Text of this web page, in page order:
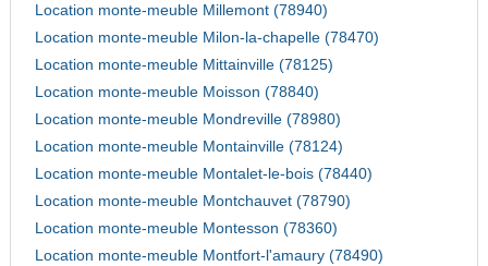
Location monte-meuble Millemont (78940)
Location monte-meuble Milon-la-chapelle (78470)
Location monte-meuble Mittainville (78125)
Location monte-meuble Moisson (78840)
Location monte-meuble Mondreville (78980)
Location monte-meuble Montainville (78124)
Location monte-meuble Montalet-le-bois (78440)
Location monte-meuble Montchauvet (78790)
Location monte-meuble Montesson (78360)
Location monte-meuble Montfort-l'amaury (78490)